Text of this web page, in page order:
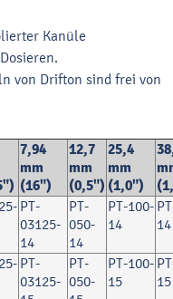
Kanüle
von Drifton sind frei von
7,94
mm
(16")
12,7
mm
(0,5")
25,4
mm
(1,0")
PT-
03125-
14
PT-
050-
14
PT-100-
14
14
PT-
03125-
PT-
050-
PT-100-
15
15